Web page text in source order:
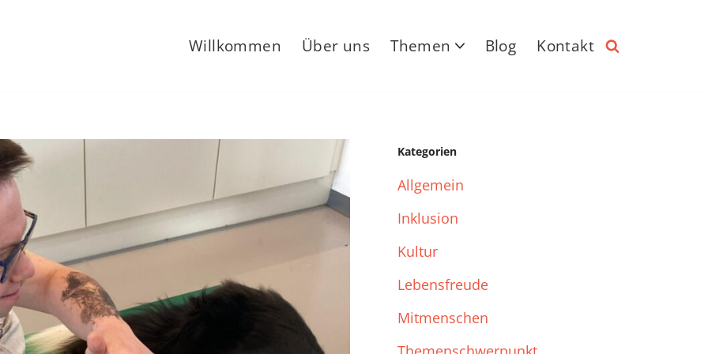
Willkommen Über uns Themen Blog Kontakt
Kategorien
Allgemein
Inklusion
Kultur
Lebensfreude
Mitmenschen